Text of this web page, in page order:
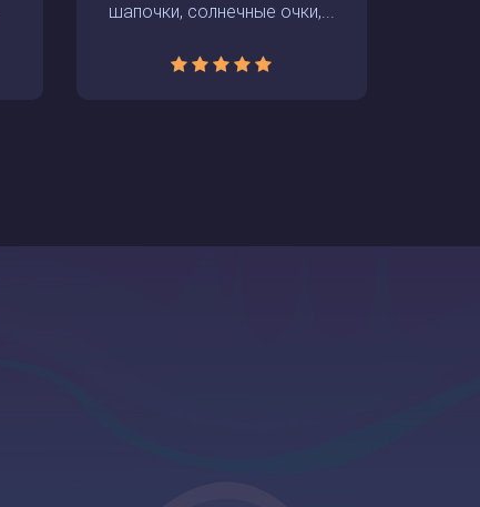
шапочки, солнечные очки,...